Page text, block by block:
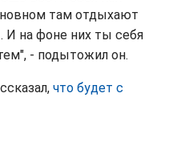
там отдыхают
на фоне них ты себя
- подытожил он.
что будет с